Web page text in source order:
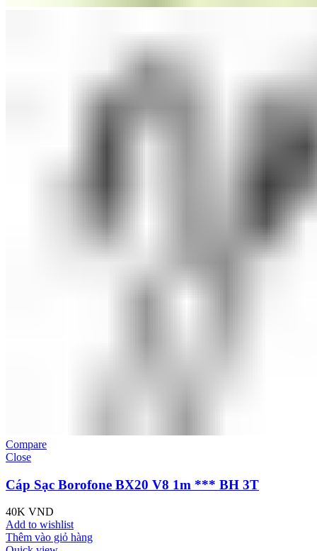
Compare
Close
Cáp Sạc Borofone BX20 V8 1m *** BH 3T
40K VND
Add to wishlist
Thêm vào giỏ hàng